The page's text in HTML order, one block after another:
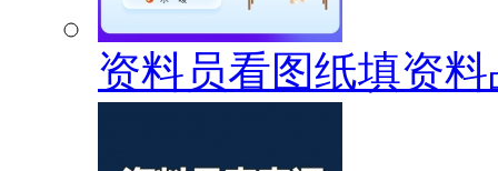
资料员看图纸填资